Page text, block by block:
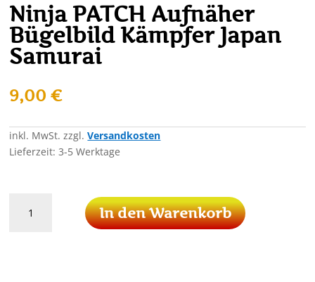
Ninja PATCH Aufnäher
Bügelbild Kämpfer Japan
Samurai
9,00€
inkl. MwSt. zzgl.Versandkosten
Lieferzeit:3-5 Werktage
PATCH
In den Warenkorb